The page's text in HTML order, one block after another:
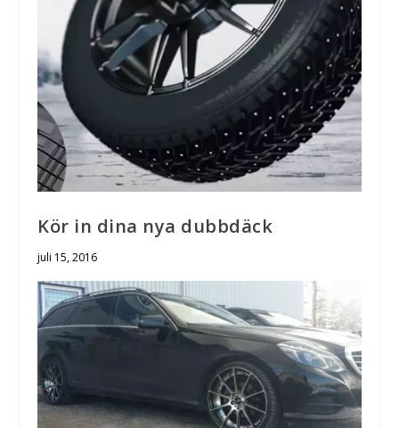
Kör in dina nya dubbdäck
juli 15, 2016